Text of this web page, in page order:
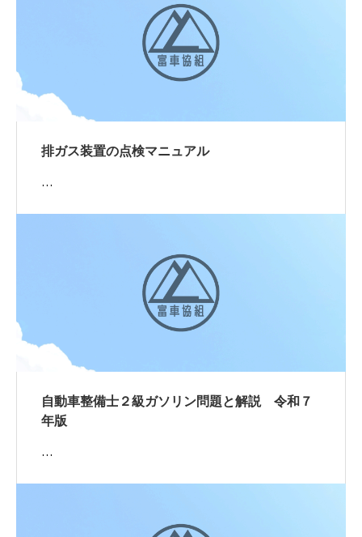
排ガス装置の点検マニュアル
…
自動車整備士２級ガソリン問題と解説 令和７
年版
…